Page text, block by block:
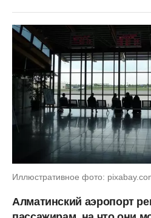
Иллюстративное фото:
Алматинский аэропорт